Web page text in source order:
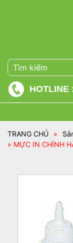
HOTLINE
TRANG CHỦ »
» MỰC IN CHÍNH